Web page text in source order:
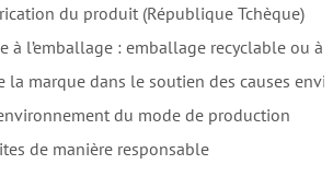
du produit (République Tchèque)
à l’emballage : emballage recyclable ou à
la marque dans le soutien des causes
du mode de production
de manière responsable